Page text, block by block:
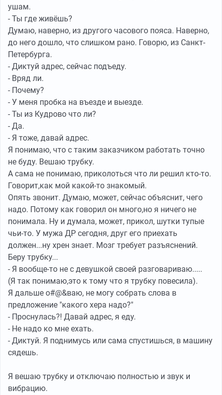
ушам.
- Ты где живёшь?
Думаю, наверно, из другого часового пояса. Наверно,
до него дошло, что слишком рано. Говорю, из Санкт-
Петербурга.
- Диктуй адрес, сейчас подъеду.
- Вряд ли.
- Почему?
- У меня пробка на въезде и выезде.
- Ты из Кудрово что ли?
- Да.
- Я тоже, давай адрес.
Я понимаю, что с таким заказчиком работать точно
не буду. Вешаю трубку.
А сама не понимаю, приколоться что ли решил кто-то.
Говорит,как мой какой-то знакомый.
Опять звонит. Думаю, может, сейчас объяснит, чего
надо. Потому как говорил он много,но я ничего не
понимала. Ну и думала, может, прикол, шутки тупые
чьи-то. У мужа ДР сегодня, друг его приехать
должен...ну хрен знает. Мозг требует разъяснений.
Беру трубку...
- Я вообще-то не с девушкой своей разговариваю.....
(Я так понимаю,это к тому что я трубку повесила).
Я дальше о#@&ваю, не могу собрать слова в
предложение "какого хера надо?"
- Проснулась?! Давай адрес, я еду.
- Не надо ко мне ехать.
- Диктуй. Я поднимусь или сама спустишься, в машину
сядешь.
Я вешаю трубку и отключаю полностью и звук и
вибрацию.